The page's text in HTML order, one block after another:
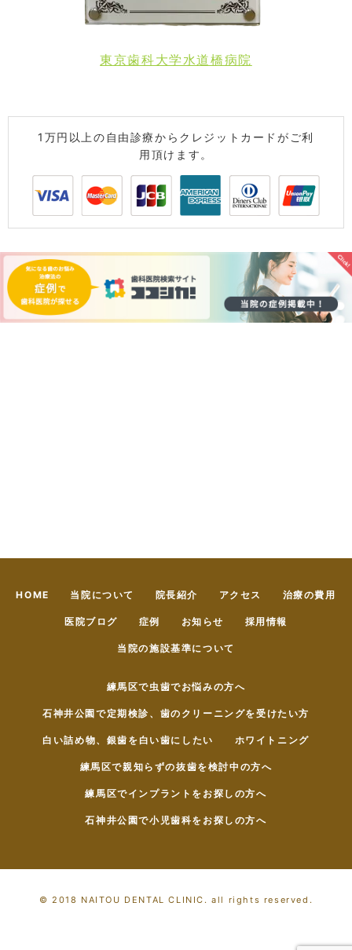
東京歯科大学水道橋病院
1万円以上の自由診療からクレジットカードがご利
用頂けます。
HOME 当院について 院長紹介 アクセス 治療の費用
医院ブログ 症例 お知らせ 採用情報
当院の施設基準について
練馬区で虫歯でお悩みの方へ
石神井公園で定期検診、歯のクリーニングを受けたい方
白い詰め物、銀歯を白い歯にしたい ホワイトニング
練馬区で親知らずの抜歯を検討中の方へ
練馬区でインプラントをお探しの方へ
石神井公園で小児歯科をお探しの方へ
© 2018 NAITOU DENTAL CLINIC. all rights reserved.